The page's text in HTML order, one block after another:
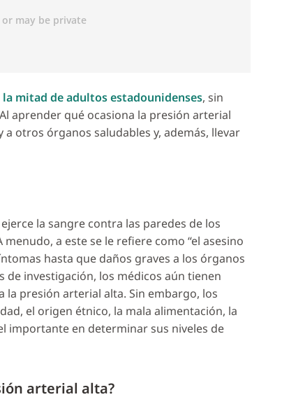
la mitad de adultos estadounidenses, sin
aprender qué ocasiona la presión arterial
otros órganos saludables y, además, llevar
la sangre contra las paredes de los
a este se le refiere como “el asesino
hasta que daños graves a los órganos
de investigación, los médicos aún tienen
presión arterial alta. Sin embargo, los
el origen étnico, la mala alimentación, la
importante en determinar sus niveles de
arterial alta?